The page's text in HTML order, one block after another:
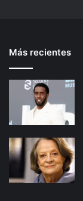
Más recientes